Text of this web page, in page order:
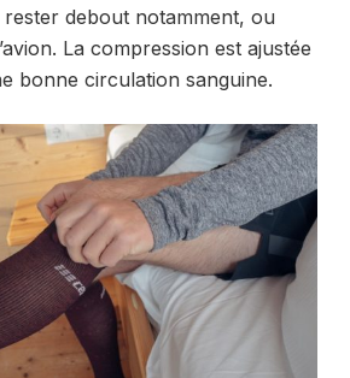
debout notamment, ou
La compression est ajustée
bonne circulation sanguine.